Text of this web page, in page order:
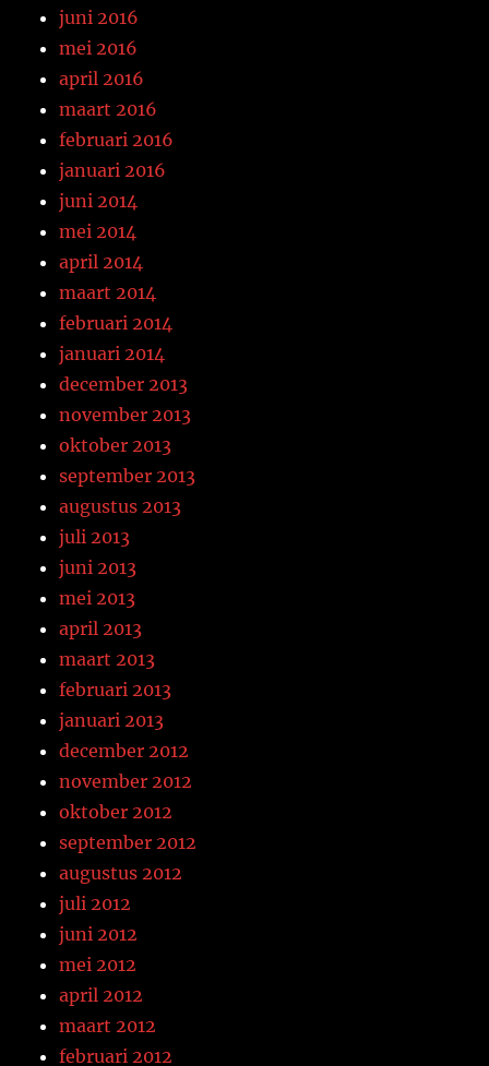
juni 2016
mei 2016
april 2016
maart 2016
februari 2016
januari 2016
juni 2014
mei 2014
april 2014
maart 2014
februari 2014
januari 2014
december 2013
november 2013
oktober 2013
september 2013
augustus 2013
juli 2013
juni 2013
mei 2013
april 2013
maart 2013
februari 2013
januari 2013
december 2012
november 2012
oktober 2012
september 2012
augustus 2012
juli 2012
juni 2012
mei 2012
april 2012
maart 2012
februari 2012